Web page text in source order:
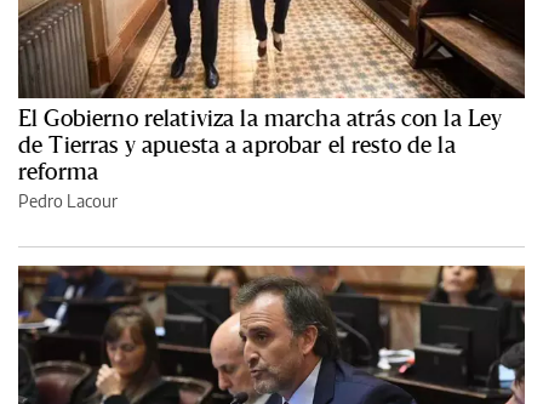
El Gobierno relativiza la marcha atrás con la Ley
de Tierras y apuesta a aprobar el resto de la
reforma
Pedro Lacour